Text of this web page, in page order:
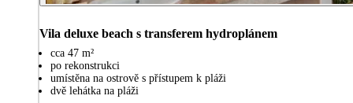
Vila deluxe beach s transferem hydroplánem
cca 47 m²
po rekonstrukci
umístěna na ostrově s přístupem k pláži
dvě lehátka na pláži